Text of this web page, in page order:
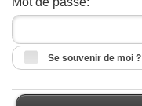
Se souvenir de moi ?